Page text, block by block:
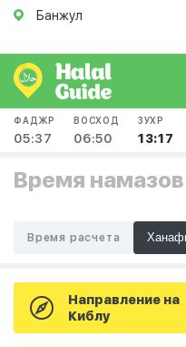
Банжул
ФАДЖР
05:37
ВОСХОД
06:50
ЗУХР
13:17
Время
Время расчета
Направление на
Киблу